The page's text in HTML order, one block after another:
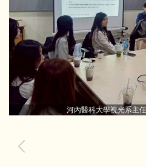
河內醫科大學視光系主